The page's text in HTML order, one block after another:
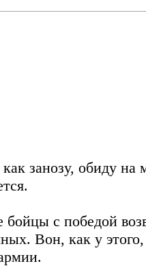
занозу, обиду
бойцы с победой
Вон, как у